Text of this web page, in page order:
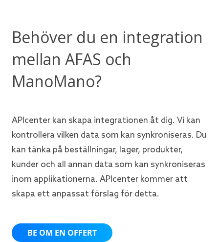
Behöver du en integration
mellan AFAS och
ManoMano?
APIcenter kan skapa integrationen åt dig. Vi kan
kontrollera vilken data som kan synkroniseras. Du
kan tänka på beställningar, lager, produkter,
kunder och all annan data som kan synkroniseras
inom applikationerna. APIcenter kommer att
skapa ett anpassat förslag för detta.
BE OM EN OFFERT